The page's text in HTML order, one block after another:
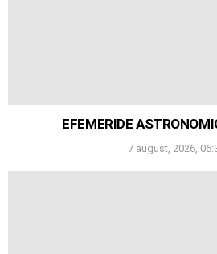
EFEMERIDE
7 august, 2026,